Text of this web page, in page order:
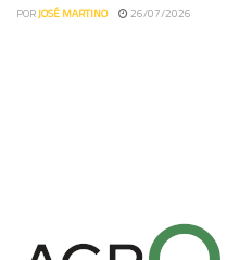
PORJOSÉ MARTINO 26/07/2026